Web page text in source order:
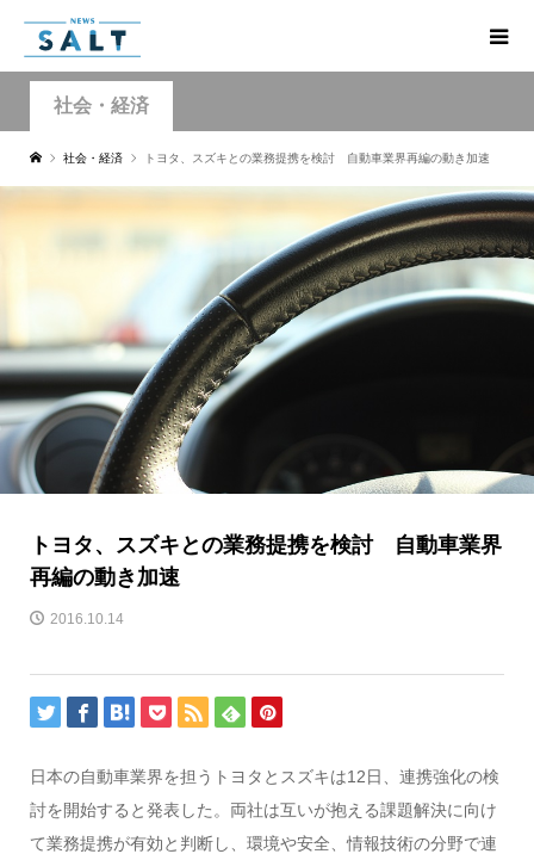
社会・経済
社会・経済 トヨタ、スズキとの業務提携を検討 自動車業界再編の動き加速
トヨタ、スズキとの業務提携を検討 自動車業界
再編の動き加速
2016.10.14
日本の自動車業界を担うトヨタとスズキは12日、連携強化の検
討を開始すると発表した。両社は互いが抱える課題解決に向け
て業務提携が有効と判断し、環境や安全、情報技術の分野で連